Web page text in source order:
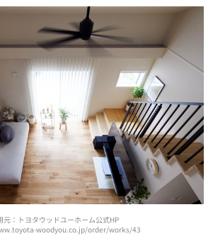
元：トヨタウッドユーホーム公式HP
woodyou.co.jp/order/works/43